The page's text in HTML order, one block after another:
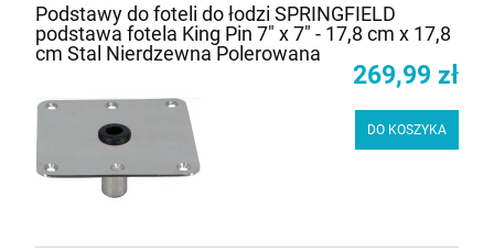
Podstawy do foteli do łodzi SPRINGFIELD
podstawa fotela King Pin 7" x 7" - 17,8 cm x 17,8
cm Stal Nierdzewna Polerowana
269,99 zł
DO KOSZYKA